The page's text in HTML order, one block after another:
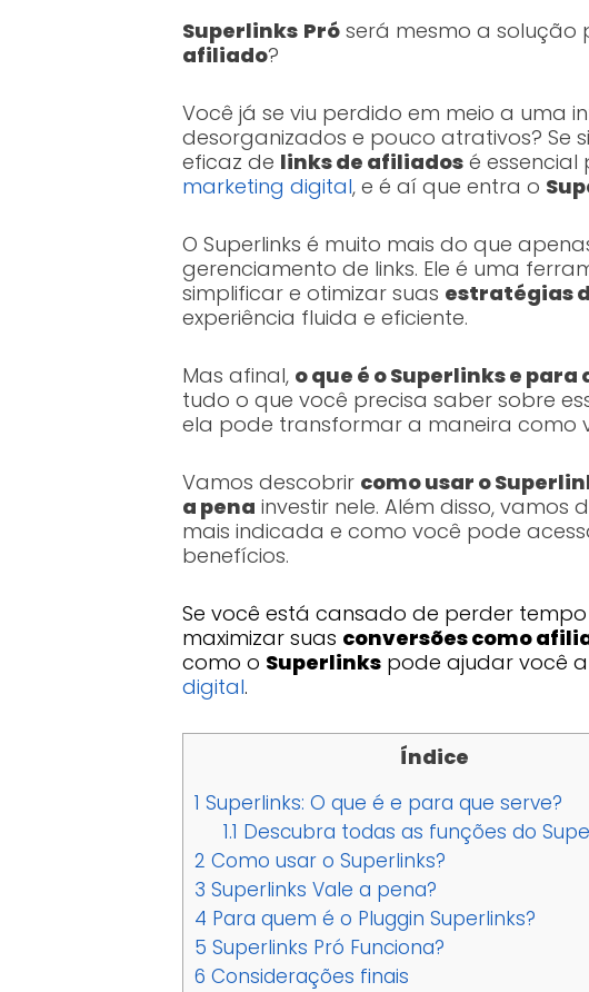
Superlinks Próserá mesmo a solução
afiliado?
Você já se viu perdido em meio a uma
desorganizados e pouco atrativos? Se
eficaz de links de afiliadosé essencial
marketing digital, e é aí que entra o
O Superlinks é muito mais do que
gerenciamento de links. Ele é uma
simplificar e otimizar suas estratégias
experiência fluida e eficiente.
Mas afinal, o que é o Superlinks e para
tudo o que você precisa saber sobre
ela pode transformar a maneira como
Vamos descobrir como usar o
a pena investir nele. Além disso,
mais indicada e como você pode
benefícios.
Se você está cansado de perder
maximizar suas conversões como
como o Superlinkspode ajudar você
digital.
Índice
1 Superlinks: O que é e para que serve?
1.1 Descubra todas as funções do
2 Como usar o Superlinks?
3 Superlinks Vale a pena?
4 Para quem é o Pluggin Superlinks?
5 Superlinks Pró Funciona?
6 Considerações finais